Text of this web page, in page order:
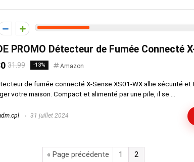
PROMO Détecteur de Fumée Connecté
31.99 -13% Amazon
de fumée connecté X-Sense XS01-WX allie sécurité
votre maison. Compact et alimenté par une pile, il se ...
31 juillet 2024
« Page précédente 1 2